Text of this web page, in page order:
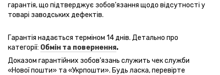
гарантія, що підтверджує зобов'язання щодо відсутності у
товарі заводських дефектів.
Гарантія надається терміном 14 днів. Детально про
категорії: Обмін та повернення.
Доказом гарантійних зобов'язань служить чекслужби
«Нової пошти» та «Укрпошти». Будь ласка, перевірте